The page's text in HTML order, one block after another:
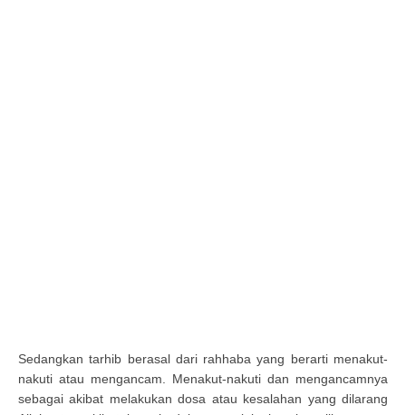
Sedangkan tarhib berasal dari rahhaba yang berarti menakut-
nakuti atau mengancam. Menakut-nakuti dan mengancamnya
sebagai akibat melakukan dosa atau kesalahan yang dilarang